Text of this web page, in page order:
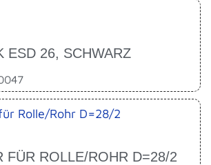
ESD 26, SCHWARZ
FÜR ROLLE/ROHR D=28/2